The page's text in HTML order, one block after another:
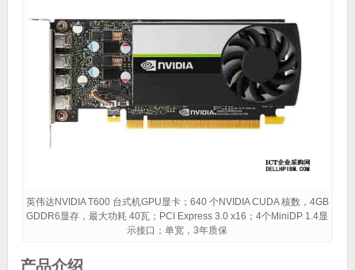
英伟达NVIDIA T600 台式机GPU显卡；640 个NVIDIA CUDA 核数，4GB
GDDR6显存，最大功耗 40瓦；PCI Express 3.0 x16；4个MiniDP 1.4显
示接口；单宽，3年质保
产品介绍